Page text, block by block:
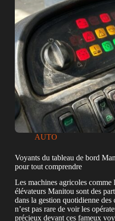
conseils
pratiques
AUTO
Voyants du tableau de bord
pour tout comprendre
Les machines agricoles comme
élévateurs Manitou sont des
dans la gestion quotidienne
n’est pas rare de voir les
précieux devant ces fameux